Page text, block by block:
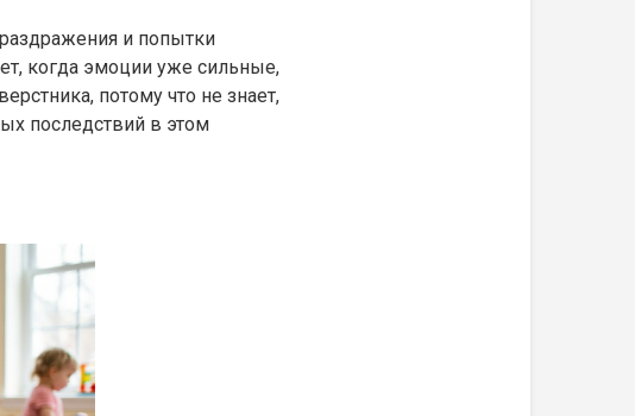
и попытки
когда эмоции уже сильные,
потому что не знает,
последствий в этом